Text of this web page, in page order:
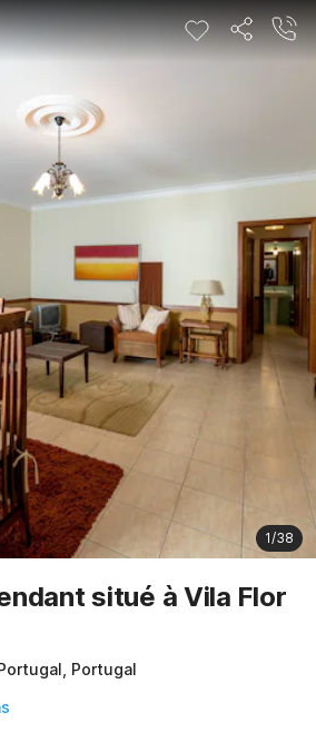
1/38
situé à Vila Flor
Portugal